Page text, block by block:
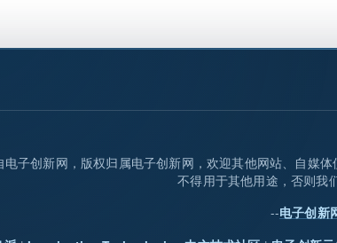
子创新网，版权归属电子创新网，欢迎其他网站、自媒
不得用于其他用途，否则我
--电子创新